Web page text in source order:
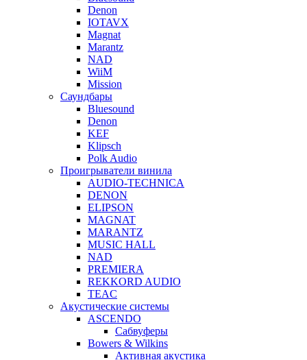
Denon
IOTAVX
Magnat
Marantz
NAD
WiiM
Mission
Саундбары
Bluesound
Denon
KEF
Klipsch
Polk Audio
Проигрыватели винила
AUDIO-TECHNICA
DENON
ELIPSON
MAGNAT
MARANTZ
MUSIC HALL
NAD
PREMIERA
REKKORD AUDIO
TEAC
Акустические системы
ASCENDO
Сабвуферы
Bowers & Wilkins
Активная акустика